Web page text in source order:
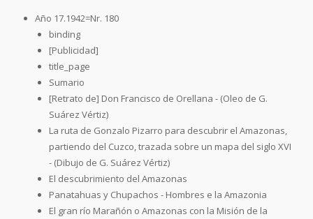
Año 17.1942=Nr. 180
binding
[Publicidad]
title_page
Sumario
[Retrato de] Don Francisco de Orellana - (Oleo de G.
Suárez Vértiz)
La ruta de Gonzalo Pizarro para descubrir el Amazonas,
partiendo del Cuzco, trazada sobre un mapa del siglo XVI
- (Dibujo de G. Suárez Vértiz)
El descubrimiento del Amazonas
Panatahuas y Chupachos - Hombres e la Amazonia
El gran río Marañón o Amazonas con la Misión de la